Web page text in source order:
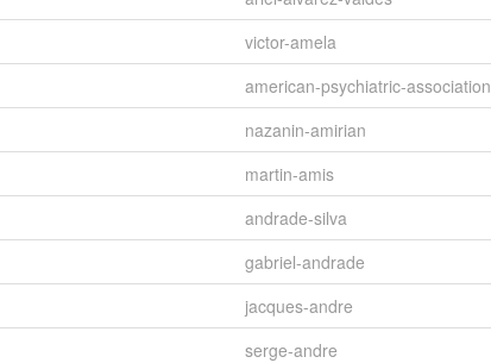
victor-amela
american-psychiatric-association
nazanin-amirian
martin-amis
andrade-silva
gabriel-andrade
jacques-andre
serge-andre